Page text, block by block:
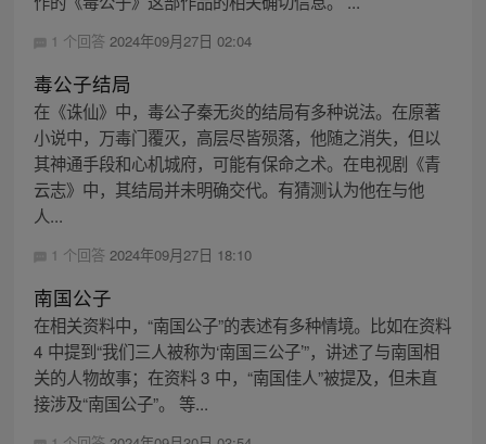
1 个回答 2024年09月27日 02:04
毒公子结局
在《诛仙》中，毒公子秦无炎的结局有多种说法。在原著
小说中，万毒门覆灭，高层尽皆殒落，他随之消失，但以
其神通手段和心机城府，可能有保命之术。在电视剧《青
云志》中，其结局并未明确交代。有猜测认为他在与他
人...
1 个回答 2024年09月27日 18:10
南国公子
在相关资料中，“南国公子”的表述有多种情境。比如在资料
4 中提到“我们三人被称为‘南国三公子’”，讲述了与南国相
关的人物故事；在资料 3 中，“南国佳人”被提及，但未直
接涉及“南国公子”。 等...